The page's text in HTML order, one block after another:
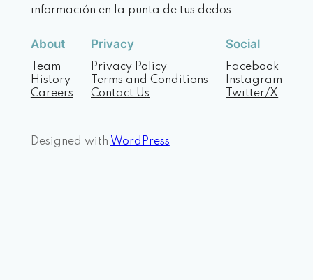
información en la punta de tus dedos
About
Team
History
Careers
Privacy
Privacy Policy
Terms and Conditions
Contact Us
Social
Facebook
Instagram
Twitter/X
Designed with WordPress